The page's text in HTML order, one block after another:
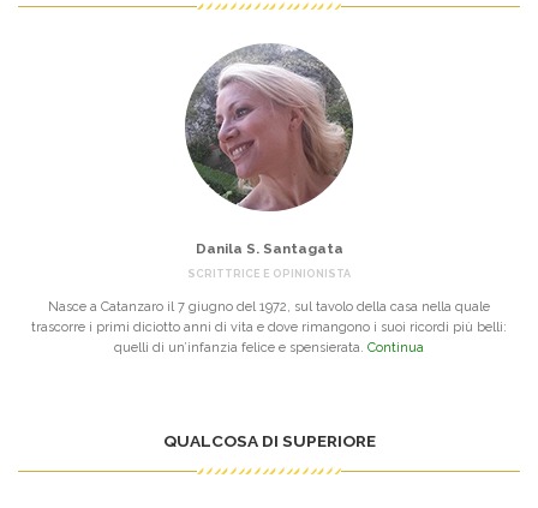
Danila S. Santagata
SCRITTRICE E OPINIONISTA
Nasce a Catanzaro il 7 giugno del 1972, sul tavolo della casa nella quale
trascorre i primi diciotto anni di vita e dove rimangono i suoi ricordi più belli:
quelli di un’infanzia felice e spensierata. Continua
QUALCOSA DI SUPERIORE